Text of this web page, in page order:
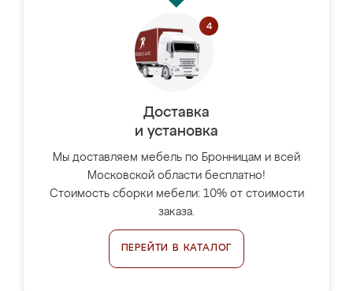
Доставка
и установка
Мы доставляем мебель по Бронницам и всей
Московской области бесплатно!
Стоимость сборки мебели: 10% от стоимости
заказа.
ПЕРЕЙТИ В КАТАЛОГ